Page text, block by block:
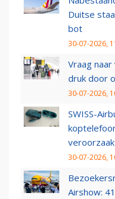
Duitse
bot
30-07-2026,
Vraag
druk door
30-07-2026,
SWISS-
30-07-2026,
Airshow: